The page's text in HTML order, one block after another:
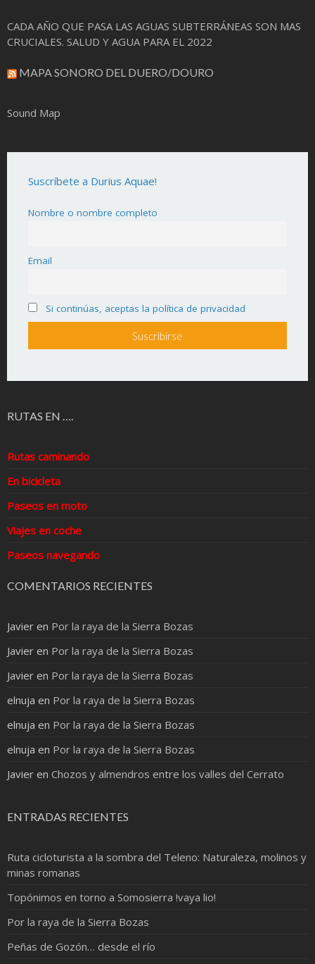
CADA AÑO QUE PASA LAS AGUAS SUBTERRÁNEAS SON MAS
CRUCIALES. SALUD Y AGUA PARA EL 2022
MAPA SONORO DEL DUERO/DOURO
Sound Map
Suscríbete a Durius Aquae!
Nombre o nombre completo
Email
Si continúas, aceptas la política de privacidad
RUTAS EN ….
Rutas caminando
En bicicleta
Paseos en moto
Viajes en coche
Paseos navegando
COMENTARIOS RECIENTES
Javier en Por la raya de la Sierra Bozas
Javier en Por la raya de la Sierra Bozas
Javier en Por la raya de la Sierra Bozas
elnuja en Por la raya de la Sierra Bozas
elnuja en Por la raya de la Sierra Bozas
elnuja en Por la raya de la Sierra Bozas
Javier en Chozos y almendros entre los valles del Cerrato
ENTRADAS RECIENTES
Ruta cicloturista a la sombra del Teleno: Naturaleza, molinos y
minas romanas
Topónimos en torno a Somosierra !vaya lio!
Por la raya de la Sierra Bozas
Peñas de Gozón… desde el río